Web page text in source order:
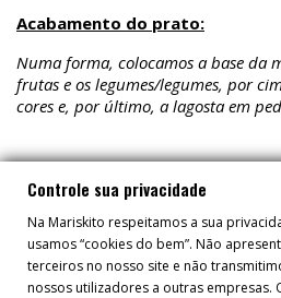
Acabamento do prato:
Numa forma, colocamos a base da
frutas e os legumes/legumes, por
cores e, por último, a lagosta em
Controle sua privacidade
Na Mariskito respeitamos a sua
usamos “cookies do bem”. Não
terceiros no nosso site e não
nossos utilizadores a outras empresas.